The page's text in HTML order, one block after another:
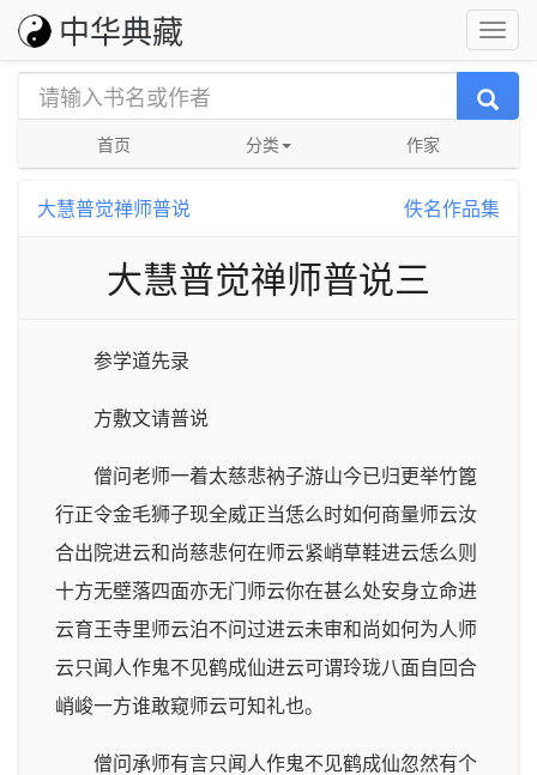
中华典藏
首页 分类 作家
大慧普觉禅师普说 佚名作品集
大慧普觉禅师普说三
参学道先录
方敷文请普说
僧问老师一着太慈悲衲子游山今已归更举竹篦
行正令金毛狮子现全威正当恁么时如何商量师云汝
合出院进云和尚慈悲何在师云紧峭草鞋进云恁么则
十方无壁落四面亦无门师云你在甚么处安身立命进
云育王寺里师云泊不问过进云未审和尚如何为人师
云只闻人作鬼不见鹤成仙进云可谓玲珑八面自回合
峭峻一方谁敢窥师云可知礼也。
僧问承师有言只闻人作鬼不见鹤成仙忽然有个